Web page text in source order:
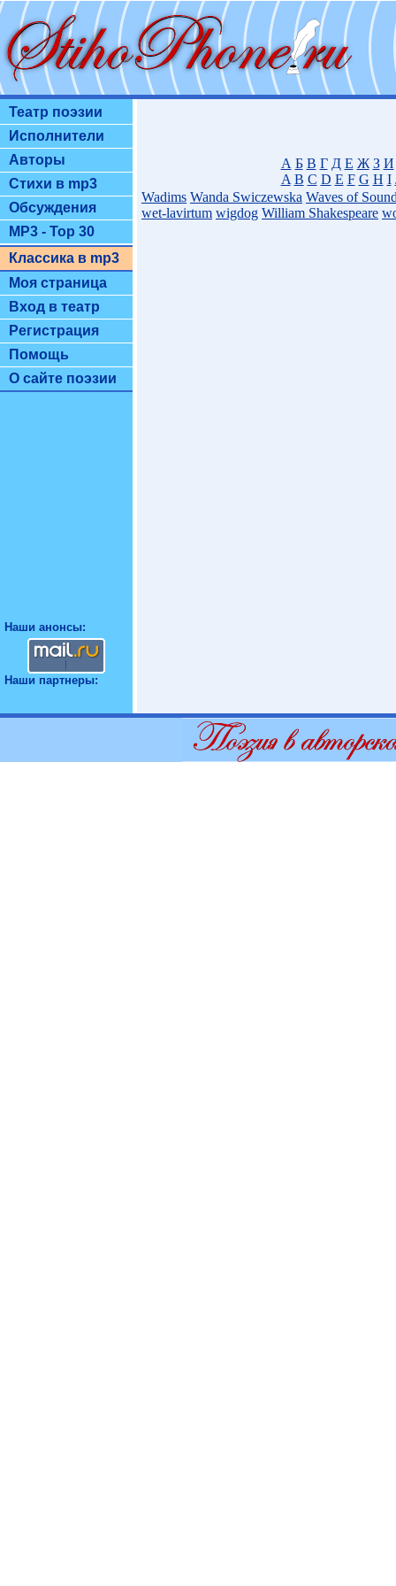
Театр поэзии
Исполнители
Авторы
Стихи в mp3
Обсуждения
MP3 - Top 30
Классика в mp3
Моя страница
Вход в театр
Регистрация
Помощь
О сайте поэзии
Наши анонсы:
Наши партнеры:
А Б В Г Д Е Ж З И
A B C D E F G H I
Wadims Wanda Swiczewska Waves of
wet-lavirtum wigdog William Shakespeare